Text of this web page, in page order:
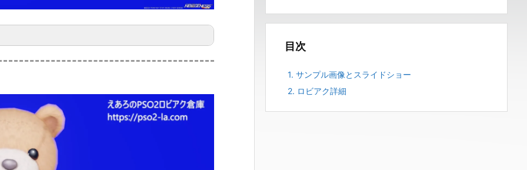
目次
1. サンプル画像とスライドショー
2. ロビアク詳細